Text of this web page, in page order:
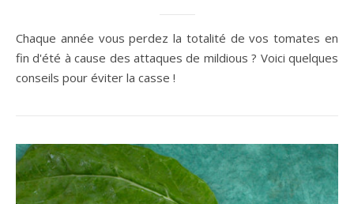
Chaque année vous perdez la totalité de vos tomates en
fin d'été à cause des attaques de mildious ? Voici quelques
conseils pour éviter la casse !